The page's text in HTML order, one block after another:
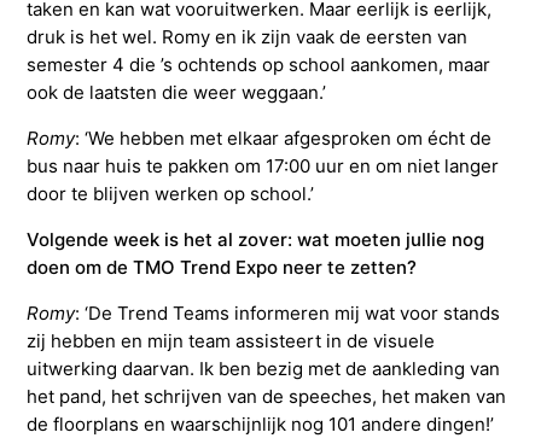
taken en kan wat vooruitwerken. Maar eerlijk is eerlijk,
druk is het wel. Romy en ik zijn vaak de eersten van
semester 4 die ’s ochtends op school aankomen, maar
ook de laatsten die weer weggaan.’
Romy: ‘We hebben met elkaar afgesproken om écht de
bus naar huis te pakken om 17:00 uur en om niet langer
door te blijven werken op school.’
Volgende week is het al zover: wat moeten jullie nog
doen om de TMO Trend Expo neer te zetten?
Romy: ‘De Trend Teams informeren mij wat voor stands
zij hebben en mijn team assisteert in de visuele
uitwerking daarvan. Ik ben bezig met de aankleding van
het pand, het schrijven van de speeches, het maken van
de floorplans en waarschijnlijk nog 101 andere dingen!’